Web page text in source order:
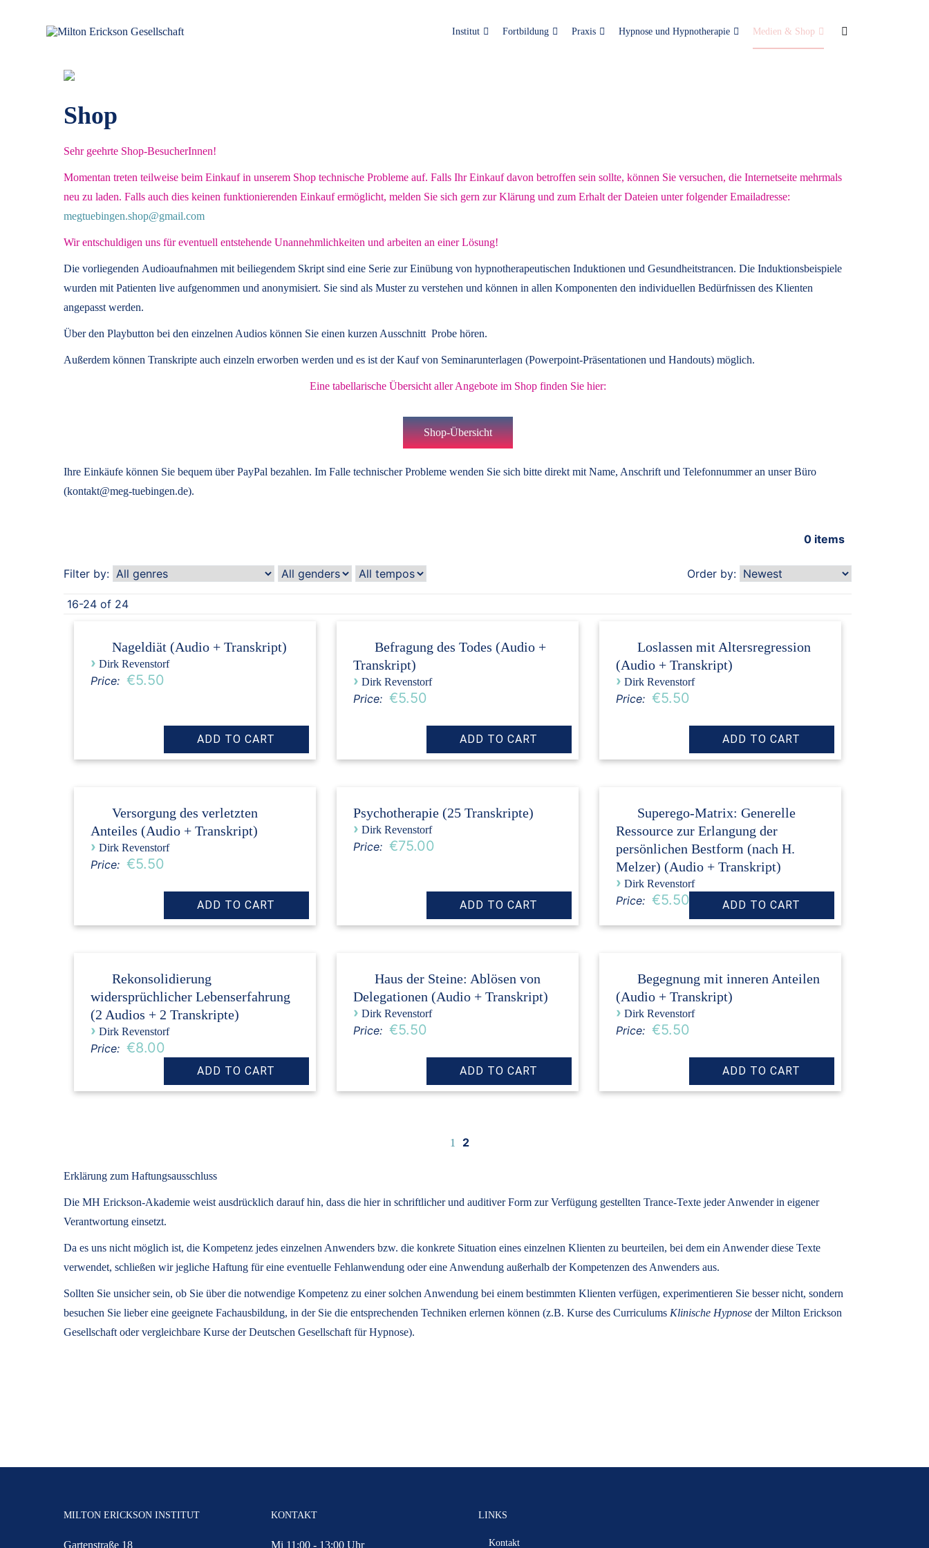
Institut Fortbildung Praxis Hypnose und Hypnotherapie Medien & Shop
Shop
Sehr geehrte Shop-BesucherInnen!
Momentan treten teilweise beim Einkauf in unserem Shop technische Probleme auf. Falls Ihr Einkauf davon betroffen sein sollte, können Sie versuchen, die Internetseite mehrmals
neu zu laden. Falls auch dies keinen funktionierenden Einkauf ermöglicht, melden Sie sich gern zur Klärung und zum Erhalt der Dateien unter folgender Emailadresse:
megtuebingen.shop@gmail.com
Wir entschuldigen uns für eventuell entstehende Unannehmlichkeiten und arbeiten an einer Lösung!
Die vorliegenden Audioaufnahmen mit beiliegendem Skript sind eine Serie zur Einübung von hypnotherapeutischen Induktionen und Gesundheitstrancen. Die Induktionsbeispiele
wurden mit Patienten live aufgenommen und anonymisiert. Sie sind als Muster zu verstehen und können in allen Komponenten den individuellen Bedürfnissen des Klienten
angepasst werden.
Über den Playbutton bei den einzelnen Audios können Sie einen kurzen Ausschnitt Probe hören.
Außerdem können Transkripte auch einzeln erworben werden und es ist der Kauf von Seminarunterlagen (Powerpoint-Präsentationen und Handouts) möglich.
Eine tabellarische Übersicht aller Angebote im Shop finden Sie hier:
Shop-Übersicht
Ihre Einkäufe können Sie bequem über PayPal bezahlen. Im Falle technischer Probleme wenden Sie sich bitte direkt mit Name, Anschrift und Telefonnummer an unser Büro
(kontakt@meg-tuebingen.de).
0 items
Filter by: Order by:
16-24 of 24
Nageldiät (Audio + Transkript)
› Dirk Revenstorf
Price: €5.50
Befragung des Todes (Audio +
Transkript)
› Dirk Revenstorf
Price: €5.50
Loslassen mit Altersregression
(Audio + Transkript)
› Dirk Revenstorf
Price: €5.50
Versorgung des verletzten
Anteiles (Audio + Transkript)
› Dirk Revenstorf
Price: €5.50
Psychotherapie (25 Transkripte)
› Dirk Revenstorf
Price: €75.00
Superego-Matrix: Generelle
Ressource zur Erlangung der
persönlichen Bestform (nach H.
Melzer) (Audio + Transkript)
› Dirk Revenstorf
Price: €5.50
Rekonsolidierung
widersprüchlicher Lebenserfahrung
(2 Audios + 2 Transkripte)
› Dirk Revenstorf
Price: €8.00
Haus der Steine: Ablösen von
Delegationen (Audio + Transkript)
› Dirk Revenstorf
Price: €5.50
Begegnung mit inneren Anteilen
(Audio + Transkript)
› Dirk Revenstorf
Price: €5.50
1 2
Erklärung zum Haftungsausschluss
Die MH Erickson-Akademie weist ausdrücklich darauf hin, dass die hier in schriftlicher und auditiver Form zur Verfügung gestellten Trance-Texte jeder Anwender in eigener
Verantwortung einsetzt.
Da es uns nicht möglich ist, die Kompetenz jedes einzelnen Anwenders bzw. die konkrete Situation eines einzelnen Klienten zu beurteilen, bei dem ein Anwender diese Texte
verwendet, schließen wir jegliche Haftung für eine eventuelle Fehlanwendung oder eine Anwendung außerhalb der Kompetenzen des Anwenders aus.
Sollten Sie unsicher sein, ob Sie über die notwendige Kompetenz zu einer solchen Anwendung bei einem bestimmten Klienten verfügen, experimentieren Sie besser nicht, sondern
besuchen Sie lieber eine geeignete Fachausbildung, in der Sie die entsprechenden Techniken erlernen können (z.B. Kurse des Curriculums Klinische Hypnose der Milton Erickson
Gesellschaft oder vergleichbare Kurse der Deutschen Gesellschaft für Hypnose).
MILTON ERICKSON INSTITUT
Gartenstraße 18
KONTAKT
Mi 11:00 - 13:00 Uhr
LINKS
Kontakt